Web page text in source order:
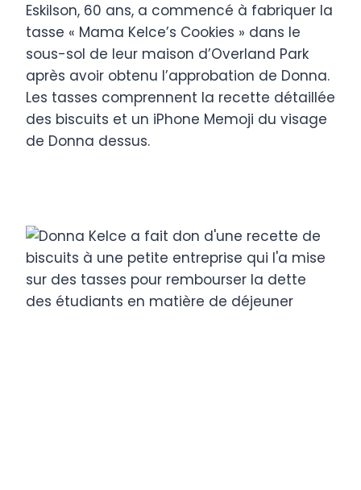
Eskilson, 60 ans, a commencé à fabriquer la
tasse « Mama Kelce’s Cookies » dans le
sous-sol de leur maison d’Overland Park
après avoir obtenu l’approbation de Donna.
Les tasses comprennent la recette détaillée
des biscuits et un iPhone Memoji du visage
de Donna dessus.